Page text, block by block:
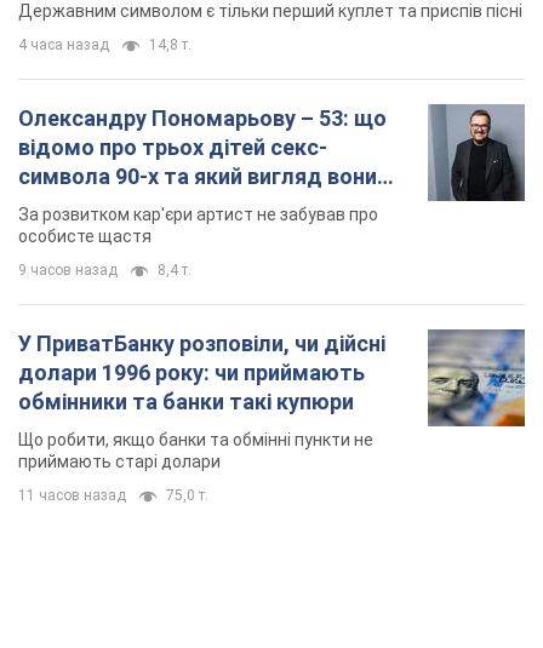
Державним символом є тільки перший куплет та приспів пісні
4 часа назад 14,8 т.
Олександру Пономарьову – 53: що
відомо про трьох дітей секс-
символа 90-х та який вигляд вони
мають
За розвитком кар'єри артист не забував про
особисте щастя
9 часов назад 8,4 т.
У ПриватБанку розповіли, чи дійсні
долари 1996 року: чи приймають
обмінники та банки такі купюри
Що робити, якщо банки та обмінні пункти не
приймають старі долари
11 часов назад 75,0 т.